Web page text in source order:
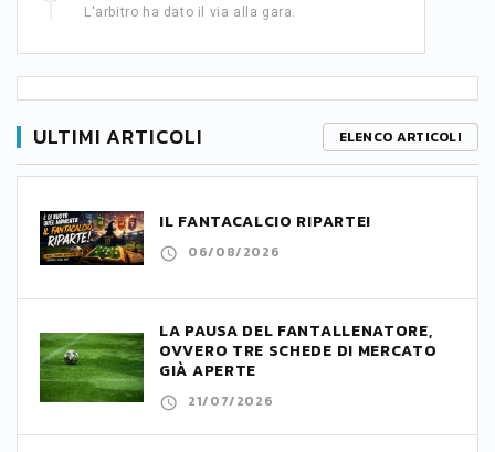
L'arbitro ha dato il via alla gara.
ULTIMI ARTICOLI ELENCO ARTICOLI
IL FANTACALCIO RIPARTE!
06/08/2026
LA PAUSA DEL FANTALLENATORE,
OVVERO TRE SCHEDE DI MERCATO
GIÀ APERTE
21/07/2026